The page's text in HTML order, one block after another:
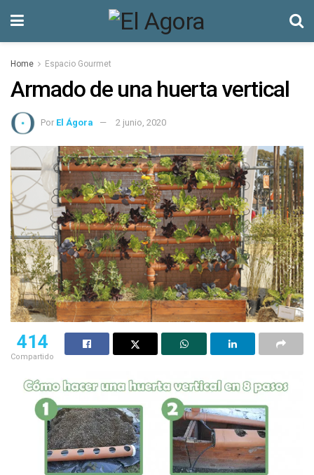
Home Espacio Gourmet
Armado de una huerta vertical
Por El Ágora 2 junio, 2020
414
Compartido